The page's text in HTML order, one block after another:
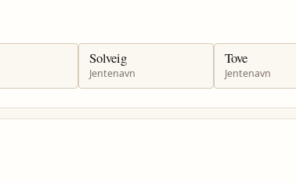
Solveig
Jentenavn
Tove
Jentenavn